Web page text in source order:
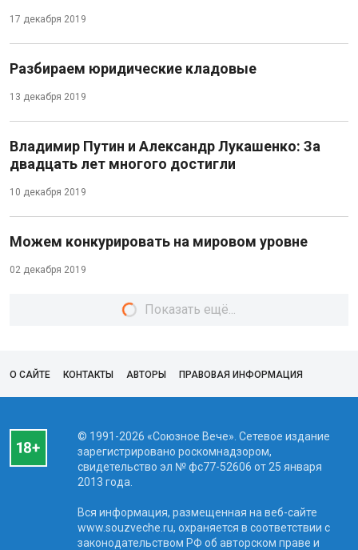
17 декабря 2019
Разбираем юридические кладовые
13 декабря 2019
Владимир Путин и Александр Лукашенко: За
двадцать лет многого достигли
10 декабря 2019
Можем конкурировать на мировом уровне
02 декабря 2019
Показать ещё...
О САЙТЕ КОНТАКТЫ АВТОРЫ ПРАВОВАЯ ИНФОРМАЦИЯ
© 1991-2026 «Союзное Вече». Сетевое издание
зарегистрировано роскомнадзором,
свидетельство эл № фc77-52606 от 25 января
2013 года.
Вся информация, размещенная на веб-сайте
www.souzveche.ru, охраняется в соответствии с
законодательством РФ об авторском праве и